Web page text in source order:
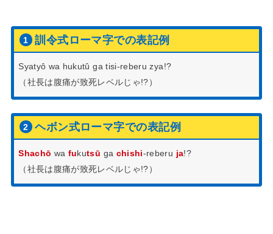
訓令式ローマ字での表記例
Syatyô wa hukutû ga tisi-reberu zya!?
（社長は腹痛が致死レベルじゃ!?）
ヘボン式ローマ字での表記例
Shachō wa fukutsū ga chishi-reberu ja!?
（社長は腹痛が致死レベルじゃ!?）